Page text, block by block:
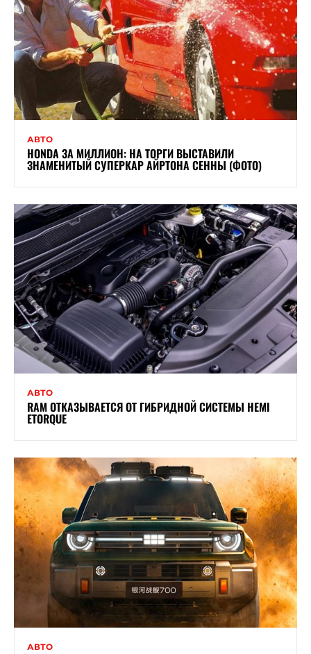
АВТО
HONDA ЗА МИЛЛИОН: НА ТОРГИ ВЫСТАВИЛИ
ЗНАМЕНИТЫЙ СУПЕРКАР АЙРТОНА СЕННЫ (ФОТО)
АВТО
RAM ОТКАЗЫВАЕТСЯ ОТ ГИБРИДНОЙ СИСТЕМЫ HEMI
ETORQUE
АВТО